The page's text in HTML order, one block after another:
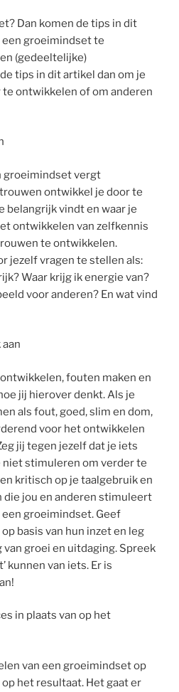
Dan komen de tips in dit
een groeimindset te
(gedeeltelijke)
tips in dit artikel dan om je
ontwikkelen of om anderen
groeimindset vergt
ontwikkel je door te
belangrijk vindt en waar je
ontwikkelen van zelfkennis
te ontwikkelen.
jezelf vragen te stellen als:
Waar krijg ik energie van?
voor anderen? En wat vind
fouten maken en
jij hierover denkt. Als je
als fout, goed, slim en dom,
voor het ontwikkelen
jij tegen jezelf dat je iets
niet stimuleren om verder te
kritisch op je taalgebruik en
die jou en anderen stimuleert
groeimindset. Geef
basis van hun inzet en leg
van groei en uitdaging. Spreek
kunnen van iets. Er is
in plaats van op het
van een groeimindset op
het resultaat. Het gaat er